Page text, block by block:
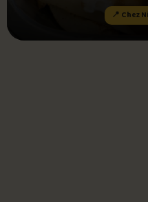
Mets préparés santé et Bistro